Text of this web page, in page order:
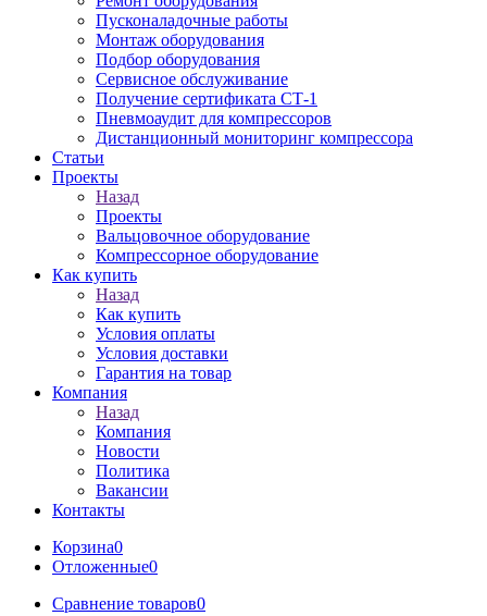
Пусконаладочные работы
Монтаж оборудования
Подбор оборудования
Сервисное обслуживание
Получение сертификата СТ-1
Пневмоаудит для компрессоров
Дистанционный мониторинг компрессора
Статьи
Проекты
Назад
Проекты
Вальцовочное оборудование
Компрессорное оборудование
Как купить
Назад
Как купить
Условия оплаты
Условия доставки
Гарантия на товар
Компания
Назад
Компания
Новости
Политика
Вакансии
Контакты
Корзина0
Отложенные0
Сравнение товаров0